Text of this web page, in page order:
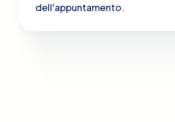
dell'appuntamento.